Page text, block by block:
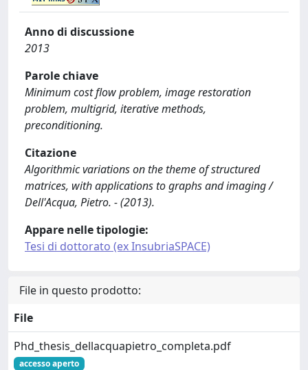
Anno di discussione
2013
Parole chiave
Minimum cost flow problem, image restoration
problem, multigrid, iterative methods,
preconditioning.
Citazione
Algorithmic variations on the theme of structured
matrices, with applications to graphs and imaging /
Dell'Acqua, Pietro. - (2013).
Appare nelle tipologie:
Tesi di dottorato (ex InsubriaSPACE)
File in questo prodotto:
File
Phd_thesis_dellacquapietro_completa.pdf
accesso aperto